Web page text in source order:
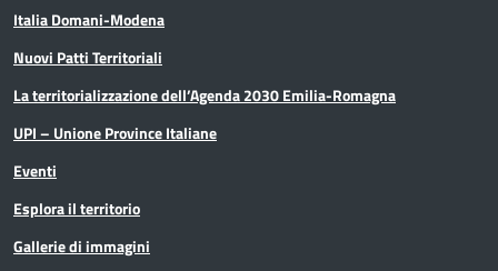
Italia Domani-Modena
Nuovi Patti Territoriali
La territorializzazione dell’Agenda 2030 Emilia-Romagna
UPI – Unione Province Italiane
Eventi
Esplora il territorio
Gallerie di immagini